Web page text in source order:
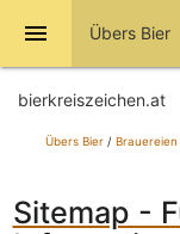
menu Übers Bier
bierkreiszeichen.at
Übers Bier/ Brauereien
Sitemap -